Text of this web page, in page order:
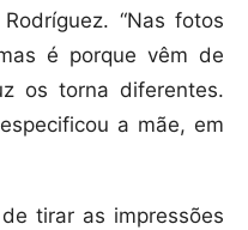
“Nas fotos
é porque vêm de
os torna diferentes.
a mãe, em
tirar as impressões